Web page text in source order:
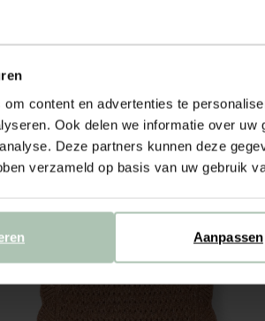
content en advertenties te
Ook delen we informatie over
Deze partners kunnen deze
verzameld op basis van uw gebruik
Aanpassen